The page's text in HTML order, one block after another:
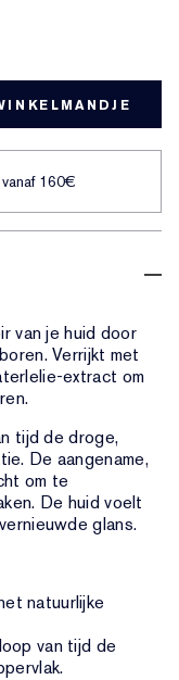
160€
van je huid door
Verrijkt met
extract om
tijd de droge,
De aangename,
om te
De huid voelt
glans.
natuurlijke
van tijd de